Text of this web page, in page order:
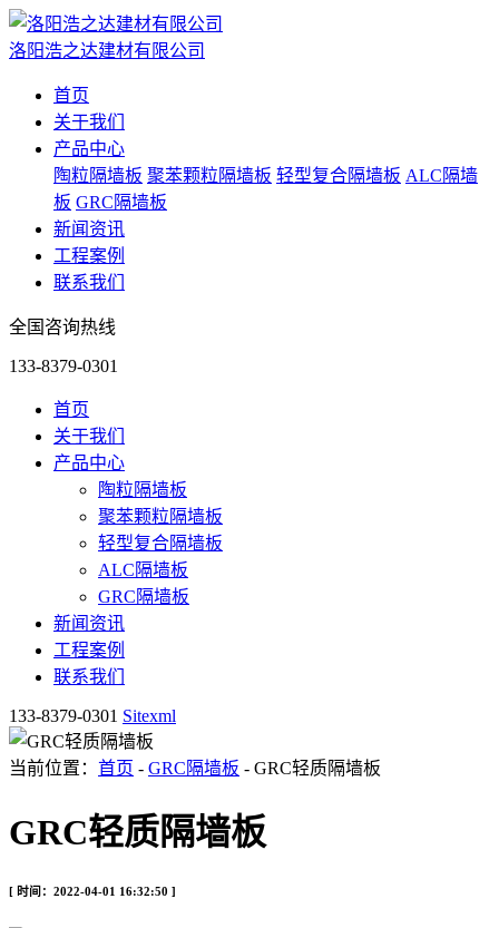
洛阳浩之达建材有限公司
首页
关于我们
产品中心
陶粒隔墙板 聚苯颗粒隔墙板 轻型复合隔墙板 ALC隔墙
板 GRC隔墙板
新闻资讯
工程案例
联系我们
全国咨询热线
133-8379-0301
首页
关于我们
产品中心
陶粒隔墙板
聚苯颗粒隔墙板
轻型复合隔墙板
ALC隔墙板
GRC隔墙板
新闻资讯
工程案例
联系我们
133-8379-0301 Sitexml
当前位置： 首页 - GRC隔墙板 - GRC轻质隔墙板
GRC轻质隔墙板
[ 时间：2022-04-01 16:32:50 ]